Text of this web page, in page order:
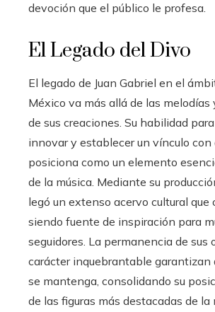
devoción que el público le profesa.
El Legado del Divo
El legado de Juan Gabriel en el
México va más allá de las melodías
de sus creaciones. Su habilidad
innovar y establecer un vínculo con
posiciona como un elemento
de la música. Mediante su
legó un extenso acervo cultural que
siendo fuente de inspiración para
seguidores. La permanencia de sus
carácter inquebrantable garantizan
se mantenga, consolidando su
de las figuras más destacadas de la